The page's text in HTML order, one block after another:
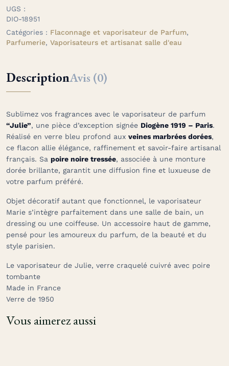
UGS :
DIO-18951
Catégories : Flaconnage et vaporisateur de Parfum,
Parfumerie, Vaporisateurs et artisanat salle d'eau
DescriptionAvis (0)
Sublimez vos fragrances avec le vaporisateur de parfum
“Julie”, une pièce d’exception signée Diogène 1919 – Paris.
Réalisé en verre bleu profond aux veines marbrées dorées,
ce flacon allie élégance, raffinement et savoir-faire artisanal
français. Sa poire noire tressée, associée à une monture
dorée brillante, garantit une diffusion fine et luxueuse de
votre parfum préféré.
Objet décoratif autant que fonctionnel, le vaporisateur
Marie s’intègre parfaitement dans une salle de bain, un
dressing ou une coiffeuse. Un accessoire haut de gamme,
pensé pour les amoureux du parfum, de la beauté et du
style parisien.
Le vaporisateur de Julie, verre craquelé cuivré avec poire
tombante
Made in France
Verre de 1950
Vous aimerez aussi